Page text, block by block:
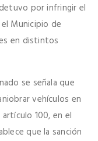
por infringir el
Municipio de
en distintos
se señala que
vehículos en
100, en el
que la sanción